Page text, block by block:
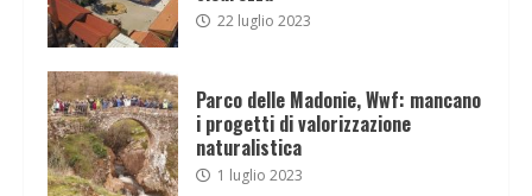
22 luglio 2023
Parco delle Madonie, Wwf: mancano
i progetti di valorizzazione
naturalistica
1 luglio 2023